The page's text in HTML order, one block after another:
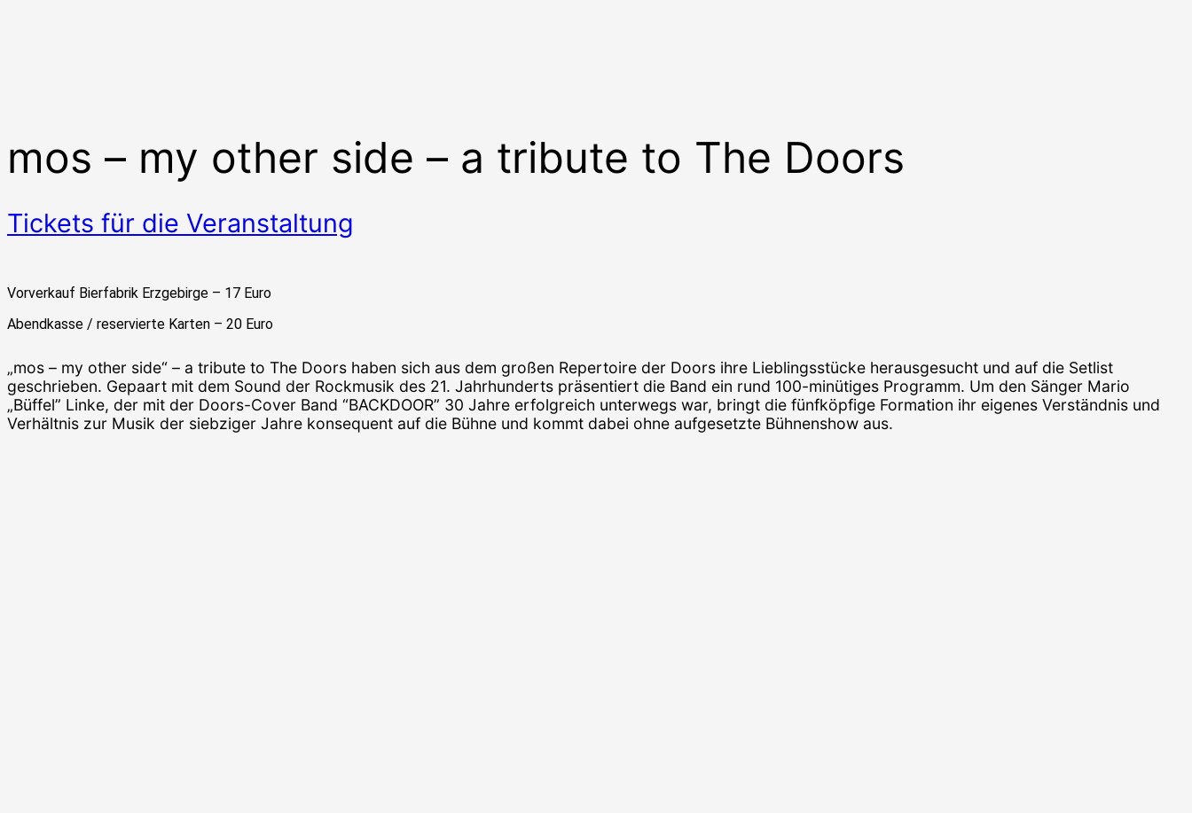
mos – my other side – a tribute to The Doors
Tickets für die Veranstaltung
Vorverkauf Bierfabrik Erzgebirge – 17 Euro
Abendkasse / reservierte Karten – 20 Euro
„mos – my other side“ – a tribute to The Doors haben sich aus dem großen Repertoire der Doors ihre Lieblingsstücke herausgesucht und auf die Setlist
geschrieben. Gepaart mit dem Sound der Rockmusik des 21. Jahrhunderts präsentiert die Band ein rund 100-minütiges Programm. Um den Sänger Mario
„Büffel” Linke, der mit der Doors-Cover Band “BACKDOOR” 30 Jahre erfolgreich unterwegs war, bringt die fünfköpfige Formation ihr eigenes Verständnis und
Verhältnis zur Musik der siebziger Jahre konsequent auf die Bühne und kommt dabei ohne aufgesetzte Bühnenshow aus.